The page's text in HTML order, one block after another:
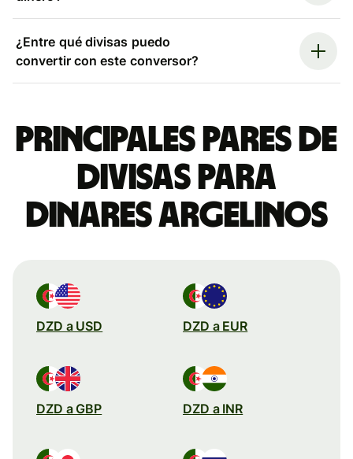
¿Entre qué divisas puedo
convertir con este conversor?
Principales pares de
divisas para
dinares argelinos
DZD a USD DZD a EUR
DZD a GBP DZD a INR